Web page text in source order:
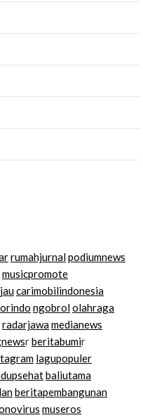
rumahjurnalpodiumnews
musicpromote
carimobilindonesia
ngobrololahraga
radarjawamedianews
rberitabumir
lagupopuler
baliutama
beritapembangunan
museros